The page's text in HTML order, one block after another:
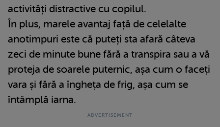
activități distractive cu copilul.
În plus, marele avantaj față de celelalte
anotimpuri este că puteți sta afară câteva
zeci de minute bune fără a transpira sau a vă
proteja de soarele puternic, așa cum o faceți
vara și fără a îngheța de frig, așa cum se
întâmplă iarna.